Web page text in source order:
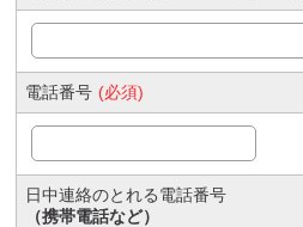
電話番号 (必須)
日中連絡のとれる電話番号
（携帯電話など）